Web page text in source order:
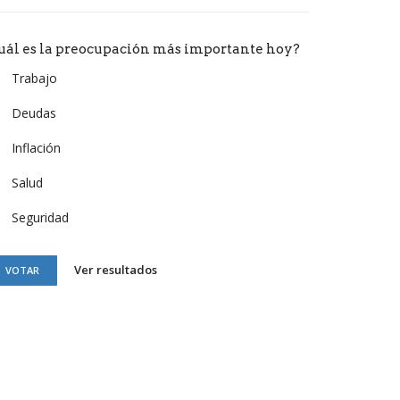
es la preocupación más importante hoy?
Trabajo
Deudas
Inflación
Salud
Seguridad
VOTAR Ver resultados